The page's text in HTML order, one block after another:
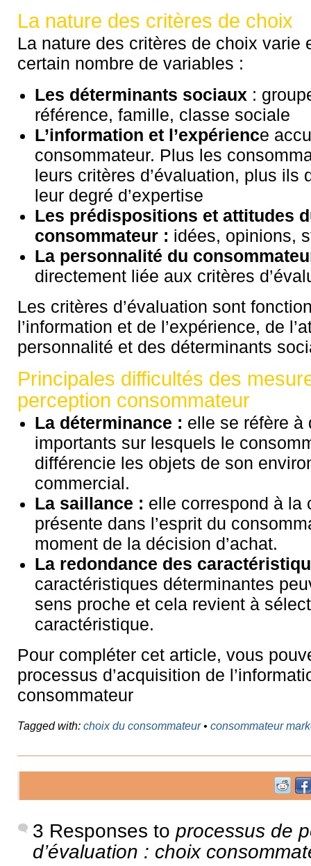
La nature des critères de choix
La nature des critères de choix varie
certain nombre de variables :
Les déterminants sociaux :
référence, famille, classe sociale
L’information et l’expérience
consommateur. Plus les
leurs critères d’évaluation, plus ils
leur degré d’expertise
Les prédispositions et attitudes
consommateur : idées, opinions,
La personnalité du
directement liée aux critères
Les critères d’évaluation sont
l’information et de l’expérience, de
personnalité et des déterminants
Principales difficultés des
perception consommateur
La déterminance : elle se réfère à
importants sur lesquels le
différencie les objets de son
commercial.
La saillance : elle correspond à la
présente dans l’esprit du
moment de la décision d’achat.
La redondance des
caractéristiques déterminantes
sens proche et cela revient à
caractéristique.
Pour compléter cet article, vous
processus d’acquisition de
consommateur
Tagged with: choix du consommateur• consommateur
3 Responses to processus de
d’évaluation : choix